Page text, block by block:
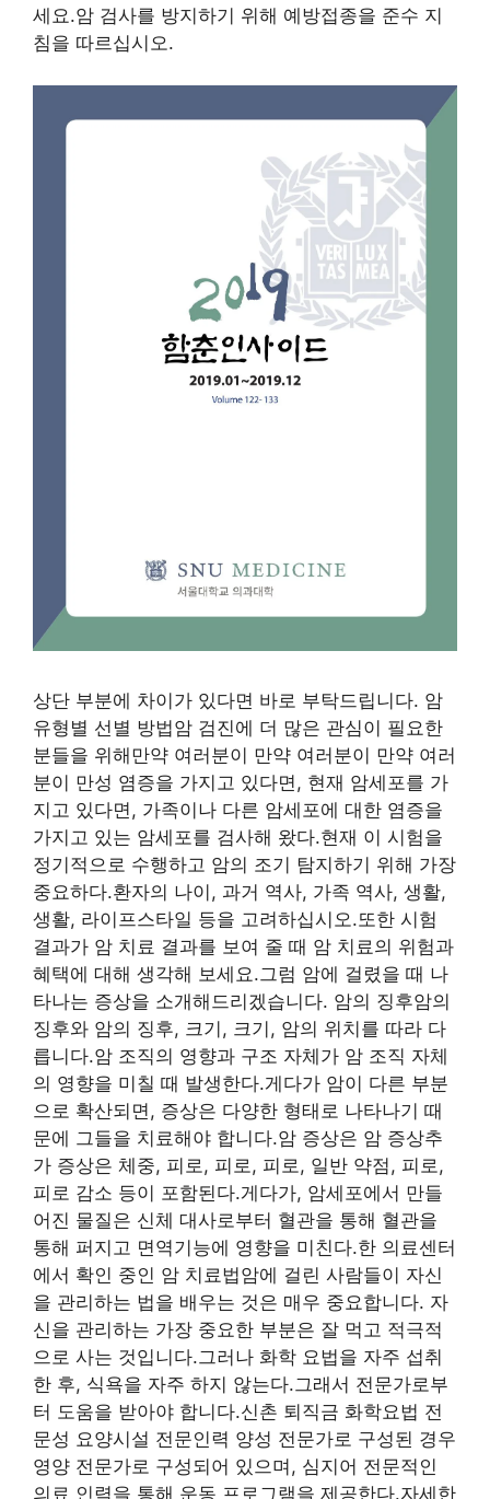
세요.암 검사를 방지하기 위해 예방접종을 준수 지
침을 따르십시오.
상단 부분에 차이가 있다면 바로 부탁드립니다. 암
유형별 선별 방법암 검진에 더 많은 관심이 필요한
분들을 위해만약 여러분이 만약 여러분이 만약 여러
분이 만성 염증을 가지고 있다면, 현재 암세포를 가
지고 있다면, 가족이나 다른 암세포에 대한 염증을
가지고 있는 암세포를 검사해 왔다.현재 이 시험을
정기적으로 수행하고 암의 조기 탐지하기 위해 가장
중요하다.환자의 나이, 과거 역사, 가족 역사, 생활,
생활, 라이프스타일 등을 고려하십시오.또한 시험
결과가 암 치료 결과를 보여 줄 때 암 치료의 위험과
혜택에 대해 생각해 보세요.그럼 암에 걸렸을 때 나
타나는 증상을 소개해드리겠습니다. 암의 징후암의
징후와 암의 징후, 크기, 크기, 암의 위치를 따라 다
릅니다.암 조직의 영향과 구조 자체가 암 조직 자체
의 영향을 미칠 때 발생한다.게다가 암이 다른 부분
으로 확산되면, 증상은 다양한 형태로 나타나기 때
문에 그들을 치료해야 합니다.암 증상은 암 증상추
가 증상은 체중, 피로, 피로, 피로, 일반 약점, 피로,
피로 감소 등이 포함된다.게다가, 암세포에서 만들
어진 물질은 신체 대사로부터 혈관을 통해 혈관을
통해 퍼지고 면역기능에 영향을 미친다.한 의료센터
에서 확인 중인 암 치료법암에 걸린 사람들이 자신
을 관리하는 법을 배우는 것은 매우 중요합니다. 자
신을 관리하는 가장 중요한 부분은 잘 먹고 적극적
으로 사는 것입니다.그러나 화학 요법을 자주 섭취
한 후, 식욕을 자주 하지 않는다.그래서 전문가로부
터 도움을 받아야 합니다.신촌 퇴직금 화학요법 전
문성 요양시설 전문인력 양성 전문가로 구성된 경우
영양 전문가로 구성되어 있으며, 심지어 전문적인
의료 인력을 통해 운동 프로그램을 제공한다.자세한